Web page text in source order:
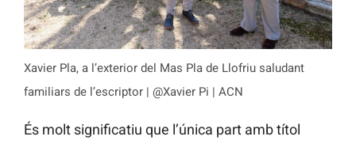
Xavier Pla, a l’exterior del Mas Pla de Llofriu saludant
familiars de l’escriptor | @Xavier Pi | ACN
És molt significatiu que l’única part amb títol